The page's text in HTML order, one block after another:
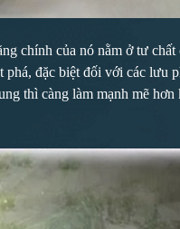
chính của nó nằm ở tư
đặc biệt đối với các lưu
thì càng làm mạnh mẽ